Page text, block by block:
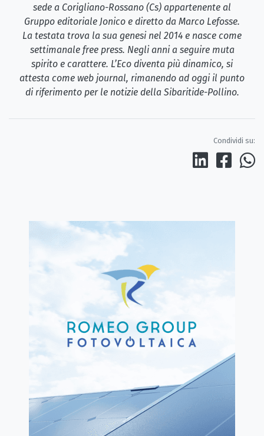
sede a Corigliano-Rossano (Cs) appartenente al
Gruppo editoriale Jonico e diretto da Marco Lefosse.
La testata trova la sua genesi nel 2014 e nasce come
settimanale free press. Negli anni a seguire muta
spirito e carattere. L’Eco diventa più dinamico, si
attesta come web journal, rimanendo ad oggi il punto
di riferimento per le notizie della Sibaritide-Pollino.
Condividi su: